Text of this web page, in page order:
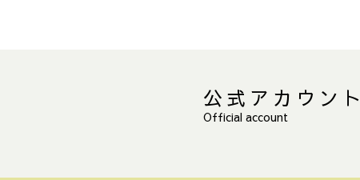
公式アカウント
Official account